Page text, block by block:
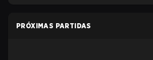
PRÓXIMAS PARTIDAS